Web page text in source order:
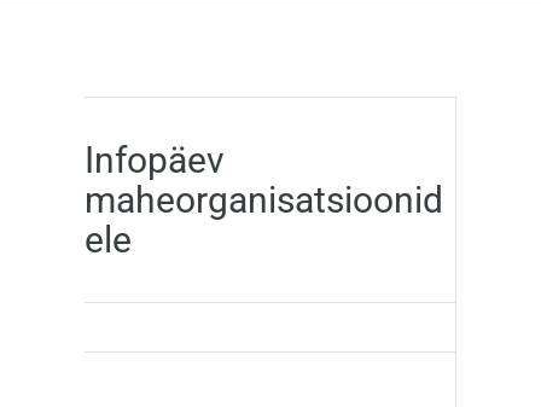
Infopäev
maheorganisatsioonid
ele